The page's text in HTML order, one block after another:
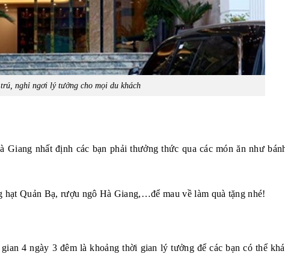
nghỉ ngơi lý tưởng cho mọi du khách
nhất định các bạn phải thưởng thức qua các món ăn như
hạt Quản Bạ, rượu ngô Hà Giang,…để mau về làm quà tặng nhé!
4 ngày 3 đêm là khoảng thời gian lý tưởng để các bạn có thể